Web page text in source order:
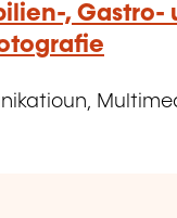
, Gastro-